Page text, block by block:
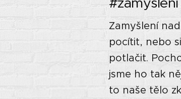
Zamyšlení
pocítit, nebo
potlačit.
jsme ho tak
to naše tělo